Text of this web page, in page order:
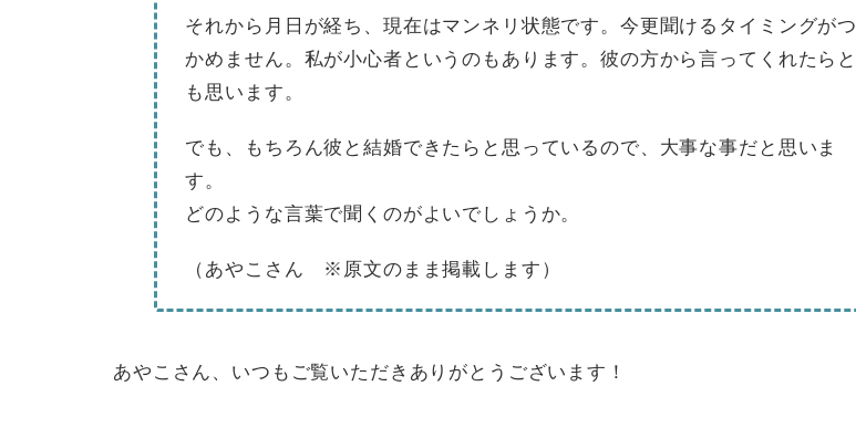
それから月日が経ち、現在はマンネリ状態です。今更聞けるタイミングがつ
かめません。私が小心者というのもあります。彼の方から言ってくれたらと
も思います。
でも、もちろん彼と結婚できたらと思っているので、大事な事だと思いま
す。
どのような言葉で聞くのがよいでしょうか。
（あやこさん ※原文のまま掲載します）
あやこさん、いつもご覧いただきありがとうございます！